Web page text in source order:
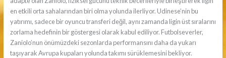
en etkili orta sahalarından biri olma yolunda ilerliyor. Udinese’nin bu
yatırımı, sadece bir oyuncu transferi değil, aynı zamanda ligin üst sıralarını
zorlama hedefinin bir göstergesi olarak kabul ediliyor. Futbolseverler,
Zaniolo’nun önümüzdeki sezonlarda performansını daha da yukarı
taşıyarak Avrupa kupaları yolunda takımı sürüklemesini bekliyor.